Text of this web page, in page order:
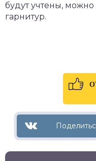
будут учтены, можно
гарнитур.